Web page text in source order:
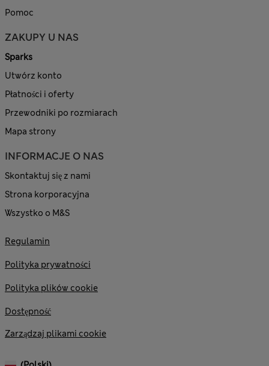
Pomoc
ZAKUPY U NAS
Sparks
Utwórz konto
Płatności i oferty
Przewodniki po rozmiarach
Mapa strony
INFORMACJE O NAS
Skontaktuj się z nami
Strona korporacyjna
Wszystko o M&S
Regulamin
Polityka prywatności
Polityka plików cookie
Dostępność
Zarządzaj plikami cookie